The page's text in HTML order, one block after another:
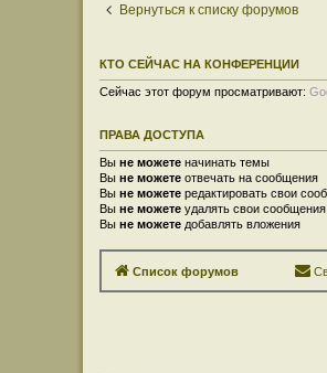
Вернуться к списку форумов
КТО СЕЙЧАС НА КОНФЕРЕНЦИИ
Сейчас этот форум просматривают:
ПРАВА ДОСТУПА
Вы не можете начинать темы
Вы не можете отвечать на сообщения
Вы не можете редактировать свои
Вы не можете удалять свои сообщения
Вы не можете добавлять вложения
Список форумов